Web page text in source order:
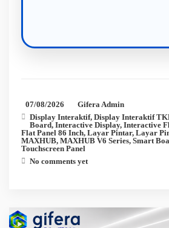
07/08/2026
Gifera Admin
Display Interaktif, Display Interaktif
Board, Interactive Display, Interactive
Flat Panel 86 Inch, Layar Pintar, Layar
MAXHUB, MAXHUB V6 Series, Smart
Touchscreen Panel
No comments yet